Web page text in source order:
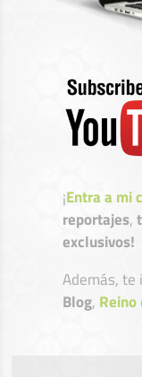
¡Entra a mi
reportajes,
exclusivos!
Además, te
Blog, Reino